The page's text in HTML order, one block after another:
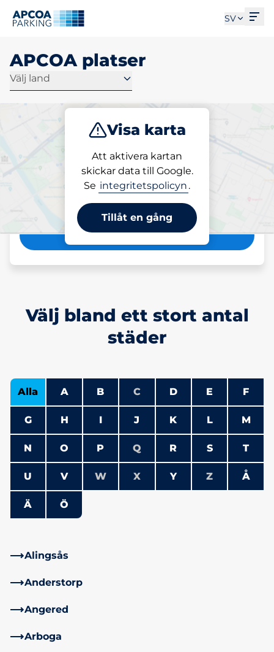
SV
APCOA platser
Välj land
Visa karta
Att aktivera kartan
skickar data till Google.
Se integritetspolicyn .
Tillåt en gång
Hitta en parkeringsplats
på plats
Stad, gata, postnummer
Sök
Välj bland ett stort antal
städer
Alla A B C D E F
G H I J K L M
N O P Q R S T
U V W X Y Z Å
Ä Ö
Alingsås
Anderstorp
Angered
Arboga